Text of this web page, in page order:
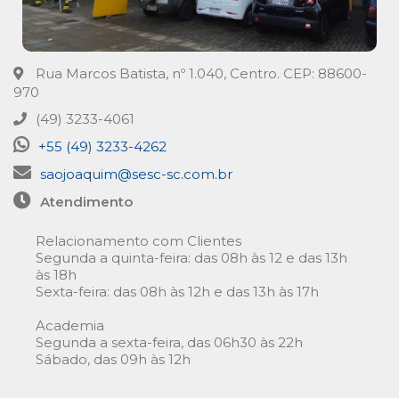
Rua Marcos Batista, nº 1.040, Centro. CEP: 88600-
970
(49) 3233-4061
+55 (49) 3233-4262
saojoaquim@sesc-sc.com.br
Atendimento
Relacionamento com Clientes
Segunda a quinta-feira: das 08h às 12 e das 13h
às 18h
Sexta-feira: das 08h às 12h e das 13h às 17h
Academia
Segunda a sexta-feira, das 06h30 às 22h
Sábado, das 09h às 12h